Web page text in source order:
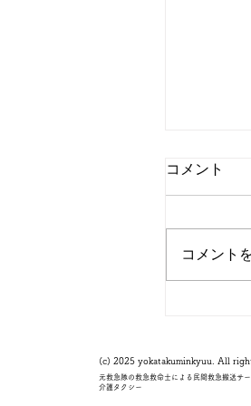
年末年
コメント
コメント
(c) 2025 yokatakuminkyuu. All
元救急隊の救急救命士による民間救急搬送サ
介護タクシー